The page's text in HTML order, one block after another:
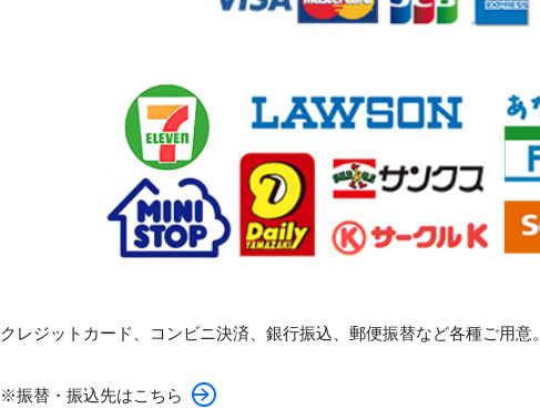
クレジットカード、コンビニ決済、銀行振込、郵便振替など各種ご用意。
※振替・振込先はこちら